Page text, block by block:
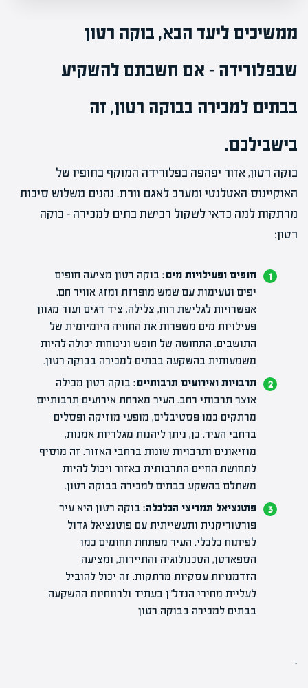
ממשיכים ליעד הבא, בוקה רטון
שבפלורידה – אם חשבתם להשקיע
בבתים למכירה בבוקה רטון, זה
בישבילכם.
בוקה רטון, אזור יפהפה בפלורידה המוקף בחופיו של
האוקיינוס האטלנטי ומערב לאגם וורת. נהנים משלוש סיבות
מרתקות למה כדאי לשקול רכישת בתים למכירה – בוקה
רטון:
חופים ופעילויות מים: בוקה רטון מציעה חופים
יפים וטעימות עם שמש מופרזת ומזג אוויר חם.
אפשרויות לגלישת רוח, צלילה, ציד דגים ועוד מגוון
פעילויות מים משפרות את החוויה היומיומית של
התושבים. התחושה של חופש ונינוחות יכולה להיות
משמעותית בהשקעה בבתים למכירה בבוקה רטון.
תרבויות ואירועים תרבותיים: בוקה רטון מכילה
אוצר תרבותי רחב. העיר מארחת אירועים תרבותיים
מרתקים כמו פסטיבלים, מופעי מוזיקה ופסלים
ברחבי העיר. כן, ניתן ליהנות מגלריות אמנות,
מוזיאונים ותרבויות שונות ברחבי האזור. זה מוסיף
לתחושת החיים התרבותית באזור ויכול להיות
משתלם בהשקע בבתים למכירה בבוקה רטון.
פוטנציאל תמריצי הכלכלה: בוקה רטון היא עיר
פורטוריקנית ותעשייתית עם פוטנציאל גדול
לפיתוח כלכלי. העיר מפתחת תחומים כמו
הספארטן, הטכנולוגיה והתיירות, ומציעה
הזדמנויות עסקיות מרתקות. זה יכול להוביל
לעליית מחירי הנדל"ן בעתיד ולרווחיות ההשקעה
בבתים למכירה בבוקה רטון
.